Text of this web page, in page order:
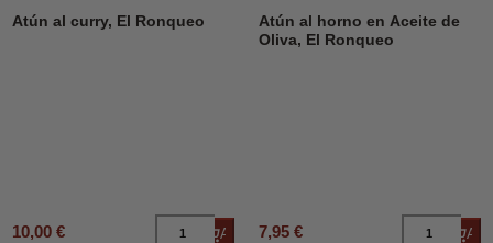
Atún al curry, El Ronqueo
10,00 € Añadir al carrito
Atún al horno en Aceite de
Oliva, El Ronqueo
7,95 €